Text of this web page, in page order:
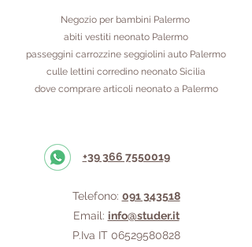
Negozio per bambini Palermo
abiti vestiti neonato Palermo
passeggini carrozzine seggiolini auto Palermo
culle lettini corredino neonato Sicilia
dove comprare articoli neonato a Palermo
+39 366 7550019
Telefono: 091 343518
Email: info@studer.it
P.Iva IT 06529580828